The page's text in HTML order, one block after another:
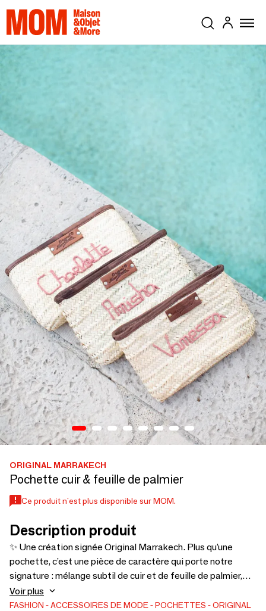
ORIGINAL MARRAKECH
Pochette cuir & feuille de palmier
Ce produit n'est plus disponible sur MOM.
Description produit
✨ Une création signée Original Marrakech. Plus qu’une
pochette, c’est une pièce de caractère qui porte notre
signature : mélange subtil de cuir et de feuille de palmier,
broderie sur-mesure et personnalisation unique. Depuis
2010, nous imaginons des accessoires qui ne suivent pas
Voir plus
FASHION ACCESSOIRES DE MODE POCHETTES
ORIGINAL